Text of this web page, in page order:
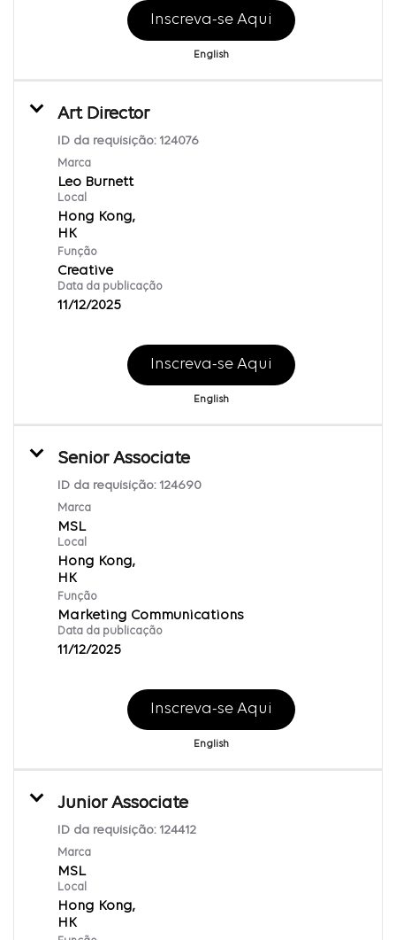
Inscreva-se Aqui
English
Art Director
ID da requisição: 124076
Marca
Leo Burnett
Local
Hong Kong,
Função
Creative
Data da publicação
11/12/2025
Inscreva-se Aqui
English
Senior Associate
ID da requisição: 124690
Marca
MSL
Local
Hong Kong,
Função
Marketing Communications
Data da publicação
11/12/2025
Inscreva-se Aqui
English
Junior Associate
ID da requisição: 124412
Marca
MSL
Local
Hong Kong,